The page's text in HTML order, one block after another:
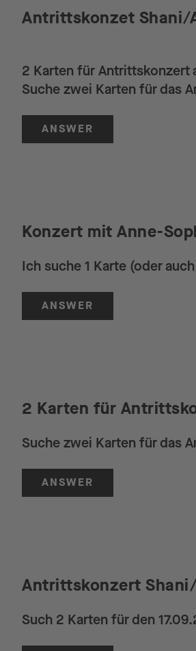
Antrittskonzet Shani/
2 Karten für Antrittskonzert
Suche zwei Karten für das
ANSWER
Konzert mit Anne-
Ich suche 1 Karte (oder
ANSWER
2 Karten für
Suche zwei Karten für das
ANSWER
Antrittskonzert
Such 2 Karten für den